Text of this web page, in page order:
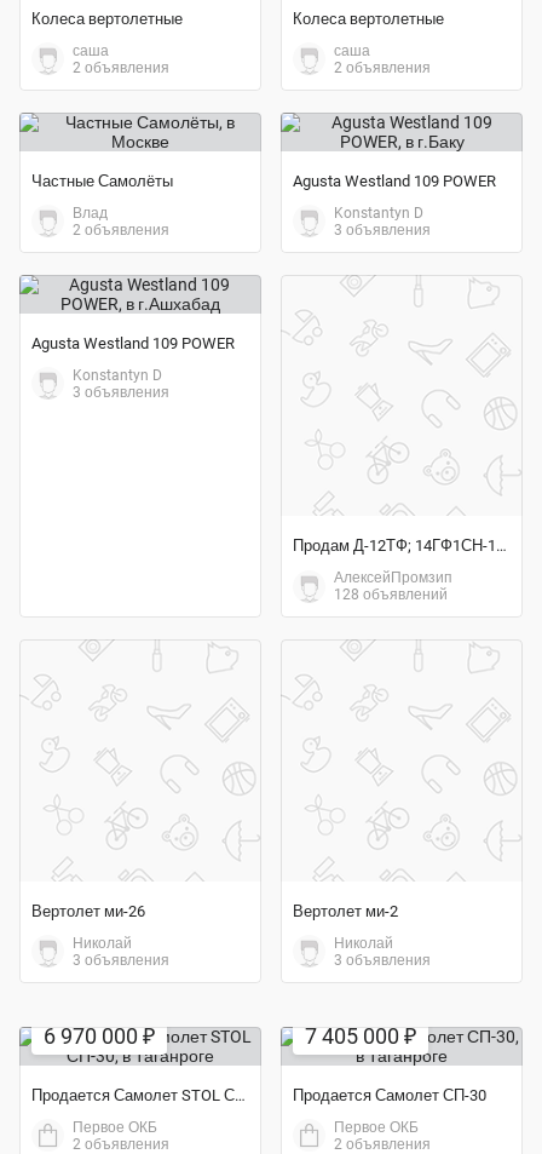
Колеса вертолетные
саша
2 объявления
Колеса вертолетные
саша
2 объявления
Частные Самолёты
Влад
2 объявления
Agusta Westland 109 POWER
Konstantyn D
3 объявления
Agusta Westland 109 POWER
Konstantyn D
3 объявления
Продам Д-12ТФ; 14ГФ1СН-1; ГА133-100-2К; ГА144; БЗУ-376СБ
АлексейПромзип
128 объявлений
Вертолет ми-26
Николай
3 объявления
Вертолет ми-2
Николай
3 объявления
6 970 000 ₽
Продается Самолет STOL СП-30
Первое ОКБ
2 объявления
7 405 000 ₽
Продается Самолет СП-30
Первое ОКБ
2 объявления